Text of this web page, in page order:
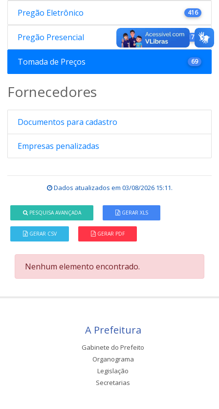
Pregão Eletrônico 416
Pregão Presencial 176
Tomada de Preços 69
Fornecedores
Documentos para cadastro
Empresas penalizadas
Dados atualizados em 03/08/2026 15:11.
PESQUISA AVANÇADA GERAR XLS
GERAR CSV GERAR PDF
Nenhum elemento encontrado.
A Prefeitura
Gabinete do Prefeito
Organograma
Legislação
Secretarias